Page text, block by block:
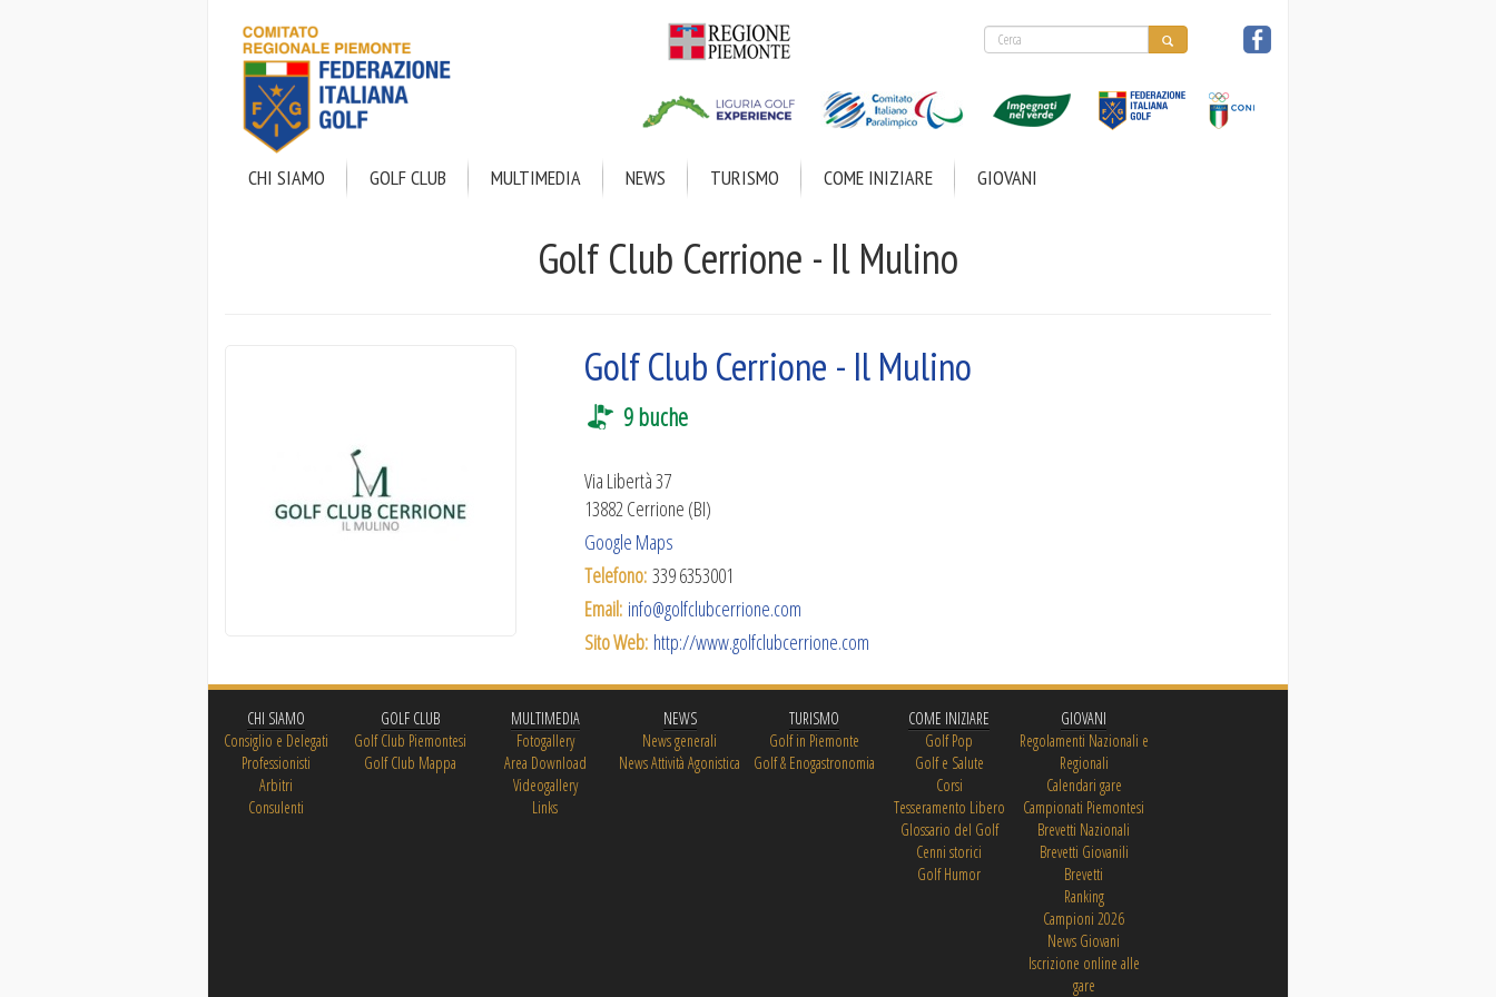
contenuto
principale
Form
di
ricerca
CHI SIAMO GOLF CLUB MULTIMEDIA NEWS TURISMO COME INIZIARE GIOVANI
Golf Club Cerrione - Il Mulino
Golf Club Cerrione - Il Mulino
9 buche
Via Libertà 37
13882 Cerrione (BI)
Google Maps
Telefono:339 6353001
Email: info@golfclubcerrione.com
Sito Web: http://www.golfclubcerrione.com
CHI SIAMO
Consiglio e Delegati
Professionisti
Arbitri
Consulenti
GOLF CLUB
Golf Club Piemontesi
Golf Club Mappa
MULTIMEDIA
Fotogallery
Area Download
Videogallery
Links
NEWS
News generali
News Attività Agonistica
TURISMO
Golf in Piemonte
Golf & Enogastronomia
COME INIZIARE
Golf Pop
Golf e Salute
Corsi
Tesseramento Libero
Glossario del Golf
Cenni storici
Golf Humor
GIOVANI
Regolamenti Nazionali e
Regionali
Calendari gare
Campionati Piemontesi
Brevetti Nazionali
Brevetti Giovanili
Brevetti
Ranking
Campioni 2026
News Giovani
Iscrizione online alle
gare